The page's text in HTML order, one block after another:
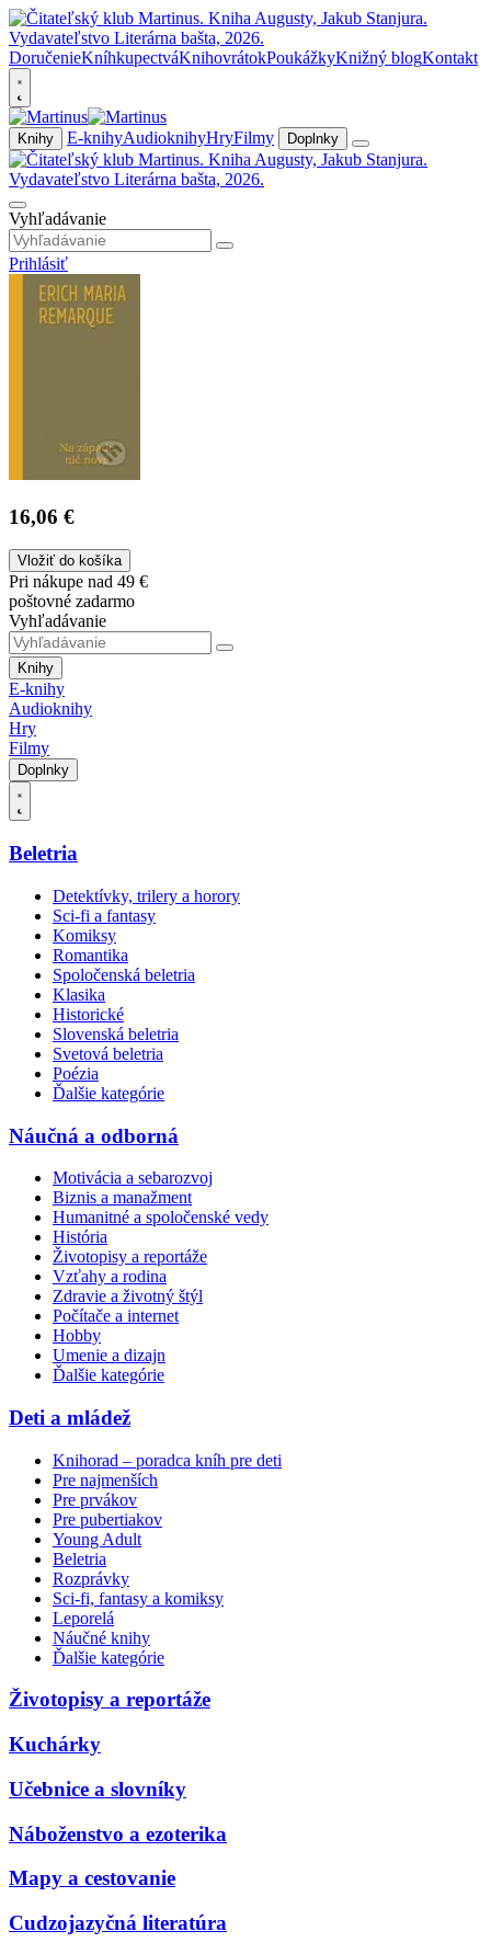
DoručenieKníhkupectváKnihovrátokPoukážkyKnižný blogKontakt
Knihy E-knihyAudioknihyHryFilmy Doplnky
Vyhľadávanie
Prihlásiť
16,06 €
Vložiť do košíka
Pri nákupe nad 49 €
poštovné zadarmo
Vyhľadávanie
Knihy
E-knihy
Audioknihy
Hry
Filmy
Doplnky
Beletria
Detektívky, trilery a horory
Sci-fi a fantasy
Komiksy
Romantika
Spoločenská beletria
Klasika
Historické
Slovenská beletria
Svetová beletria
Poézia
Ďalšie kategórie
Náučná a odborná
Motivácia a sebarozvoj
Biznis a manažment
Humanitné a spoločenské vedy
História
Životopisy a reportáže
Vzťahy a rodina
Zdravie a životný štýl
Počítače a internet
Hobby
Umenie a dizajn
Ďalšie kategórie
Deti a mládež
Knihorad – poradca kníh pre deti
Pre najmenších
Pre prvákov
Pre pubertiakov
Young Adult
Beletria
Rozprávky
Sci-fi, fantasy a komiksy
Leporelá
Náučné knihy
Ďalšie kategórie
Životopisy a reportáže
Kuchárky
Učebnice a slovníky
Náboženstvo a ezoterika
Mapy a cestovanie
Cudzojazyčná literatúra